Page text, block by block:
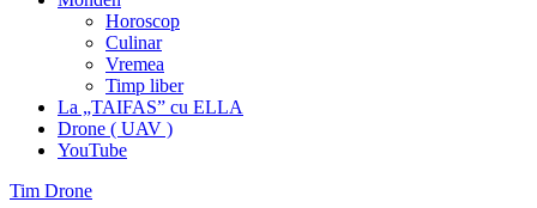
Horoscop
Culinar
Vremea
Timp liber
La „TAIFAS” cu ELLA
Drone ( UAV )
YouTube
Tim Drone